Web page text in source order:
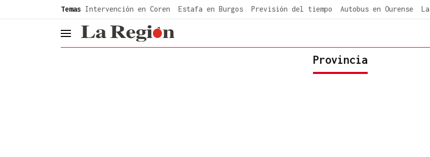
Temas Intervención en Coren Estafa en Burgos Previsión del tiempo Autobus en Ourense
header.menu.open
Provincia